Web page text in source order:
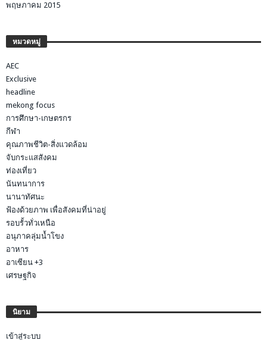
พฤษภาคม 2015
หมวดหมู่
AEC
Exclusive
headline
mekong focus
การศึกษา-เกษตรกร
กีฬา
คุณภาพชีวิต-สิ่งแวดล้อม
จับกระแสสังคม
ท่องเที่ยว
นันทนาการ
นานาทัศนะ
ฟ้องด้วยภาพ เพื่อสังคมที่น่าอยู่
รอบรั้วทั่วเหนือ
อนุภาคลุ่มน้ำโขง
อาหาร
อาเซียน +3
เศรษฐกิจ
นิยาม
เข้าสู่ระบบ